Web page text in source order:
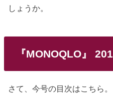
しょうか。
『MONOQLO』
さて、今号の目次はこちら。